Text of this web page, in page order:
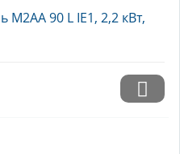
90 L IE1, 2,2 кВт,